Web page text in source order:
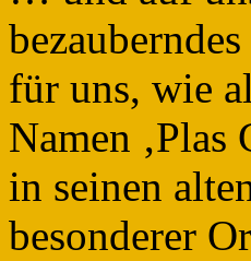
für uns, wie
Namen
in seinen
besonderer